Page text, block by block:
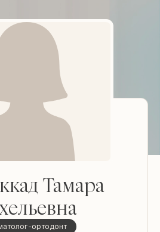
Тамара
ортодонт